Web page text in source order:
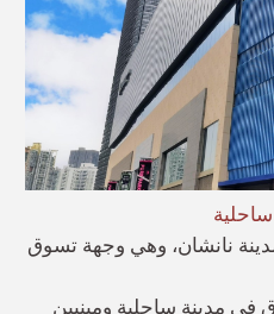
نانشان، وهي وجهة تسوق
مدينة ساحلية ومبنيين